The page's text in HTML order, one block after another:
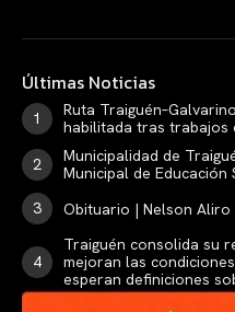
Últimas Noticias
Ruta
habilitada tras trabajos
Municipalidad de
Municipal de Educación
Obituario | Nelson Aliro
Traiguén consolida su
mejoran las
esperan definiciones